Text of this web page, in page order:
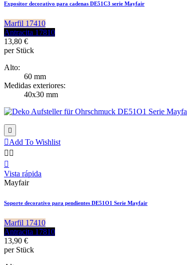
Expositor decorativo para cadenas DE51C3 serie Mayfair
Marfil 17410
Antracita 17810
13,80 €
per Stück
Alto:
60 mm
Medidas exteriores:
40x30 mm

Add To Wishlist
 

Vista rápida
Mayfair
Soporte decorativo para pendientes DE51O1 Serie Mayfair
Marfil 17410
Antracita 17810
13,90 €
per Stück